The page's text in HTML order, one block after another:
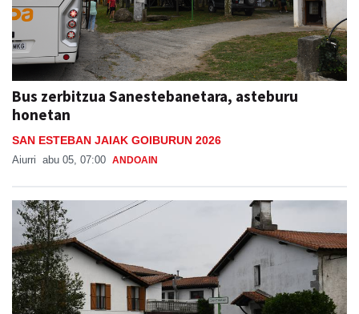
Bus zerbitzua Sanestebanetara, asteburu
honetan
SAN ESTEBAN JAIAK GOIBURUN 2026
Aiurri abu 05, 07:00 ANDOAIN